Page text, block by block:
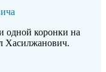
одной коронки на
Хасилжанович.